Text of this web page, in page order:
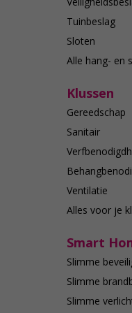
Tuinbeslag
Sloten
Alle hang- en
Klussen
Gereedschap
Sanitair
Ventilatie
Alles voor je
Smart
Slimme
Slimme
Slimme